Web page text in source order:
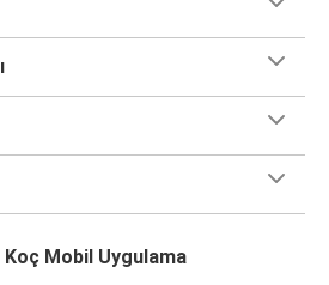
Koç Mobil Uygulama